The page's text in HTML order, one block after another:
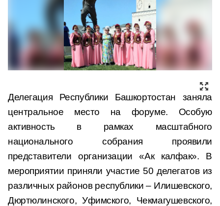
Делегация Республики Башкортостан заняла
центральное место на форуме. Особую
активность в рамках масштабного
национального собрания проявили
представители организации «Ак калфак». В
мероприятии приняли участие 50 делегатов из
различных районов республики – Илишевского,
Дюртюлинского, Уфимского, Чекмагушевского,